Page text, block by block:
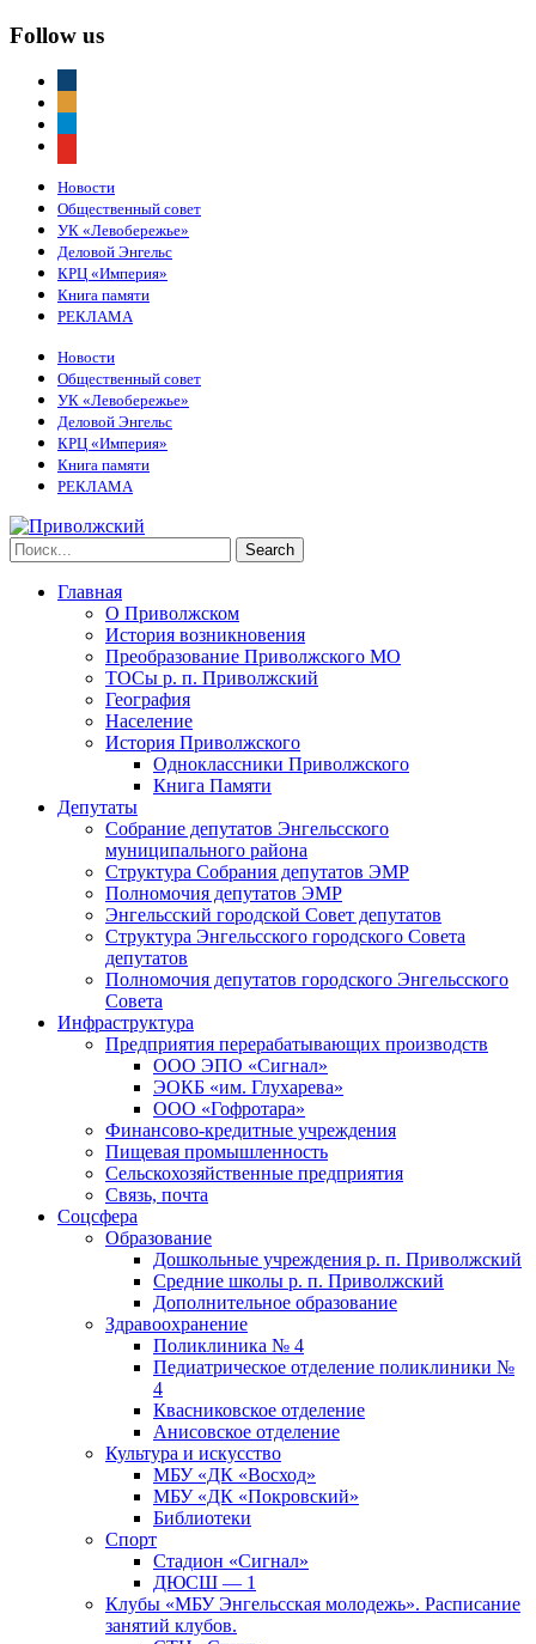
Follow us
Новости
Общественный совет
УК «Левобережье»
Деловой Энгельс
КРЦ «Империя»
Книга памяти
РЕКЛАМА
Новости
Общественный совет
УК «Левобережье»
Деловой Энгельс
КРЦ «Империя»
Книга памяти
РЕКЛАМА
Главная
О Приволжском
История возникновения
Преобразование Приволжского МО
ТОСы р. п. Приволжский
География
Население
История Приволжского
Одноклассники Приволжского
Книга Памяти
Депутаты
Собрание депутатов Энгельсского
муниципального района
Структура Собрания депутатов ЭМР
Полномочия депутатов ЭМР
Энгельсский городской Совет депутатов
Структура Энгельсского городского Совета
депутатов
Полномочия депутатов городского Энгельсского
Совета
Инфраструктура
Предприятия перерабатывающих производств
ООО ЭПО «Сигнал»
ЭОКБ «им. Глухарева»
ООО «Гофротара»
Финансово-кредитные учреждения
Пищевая промышленность
Сельскохозяйственные предприятия
Связь, почта
Соцсфера
Образование
Дошкольные учреждения р. п. Приволжский
Средние школы р. п. Приволжский
Дополнительное образование
Здравоохранение
Поликлиника № 4
Педиатрическое отделение поликлиники №
4
Квасниковское отделение
Анисовское отделение
Культура и искусство
МБУ «ДК «Восход»
МБУ «ДК «Покровский»
Библиотеки
Спорт
Стадион «Сигнал»
ДЮСШ — 1
Клубы «МБУ Энгельсская молодежь». Расписание
занятий клубов.